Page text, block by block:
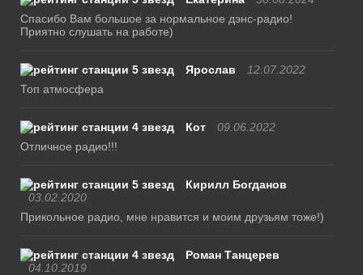
Спасибо Вам большое за нормальное дэнс-радио!
Приятно слушать на работе)
Ярослав
12.07.2022
Топ атмосфера
Кот
09.06.2022
Отличное радио!!!
Кирилл Богданов
03.02.2020
Прикольное радио, мне нравится и моим друзьям тоже!)
Роман Танцерев
04.10.2019